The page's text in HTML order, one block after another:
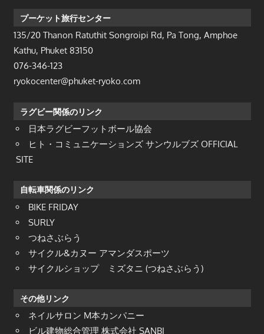
プーケット旅行センター
135/20 Thanon Ratuthit Songroipi Rd, Pa Tong, Amphoe
Kathu, Phuket 83150
076-346-123
ryokocenter@phuket-ryoko.com
ラグビー関係のリンク
日本ラグビーフットボール協会
ヒト・コミュニケーションズ サンウルブズ OFFICIAL
SITE
自転車関係のリンク
BIKE FRIDAY
SURLY
つねさぶらう
サイクル&カヌー アマンダスポーツ
サイクルショップ ミズタニ (つねさぶらう)
その他リンク
ネイルサロン M本カンパニー
ビル建物総合管理 株式会社 SANBI